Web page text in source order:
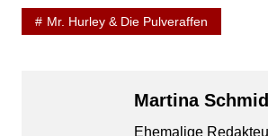
Mr. Hurley & Die Pulveraffen
Martina Schmid
Ehemalige